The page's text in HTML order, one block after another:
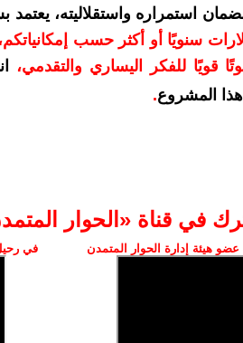
استمراره واستقلاليته،
بمبلغ 10 دولارات سنويًا أو أكثر حسب
قويًا للفكر اليساري والتقدمي،
المشروع.
في قناة ‫«الحوار
هيئة إدارة الحوار المتمدن في